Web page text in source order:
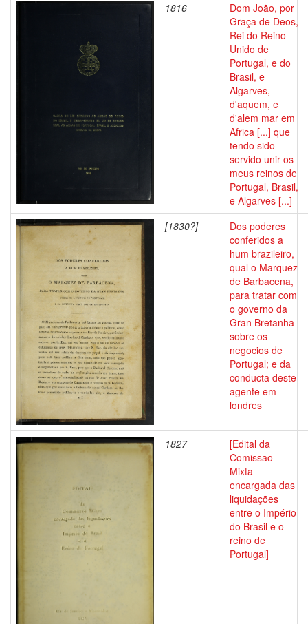
1816
Dom João, por
Graça de Deos,
Rei do Reino
Unido de
Portugal, e do
Brasil, e
Algarves,
d'aquem, e
d'alem mar em
Africa [...] que
tendo sido
servido unir os
meus reinos de
Portugal, Brasil,
e Algarves [...]
[1830?]
Dos poderes
conferidos a
hum brazileiro,
qual o Marquez
de Barbacena,
para tratar com
o governo da
Gran Bretanha
sobre os
negocios de
Portugal; e da
conducta deste
agente em
londres
1827
[Edital da
Comissao
Mixta
encargada das
liquidações
entre o Império
do Brasil e o
reino de
Portugal]